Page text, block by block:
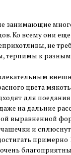
занимающие
Ко всему они
не
терпимы к
цвета
для
на дальние
выравненной
и
примерно